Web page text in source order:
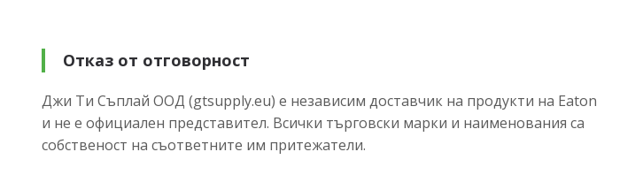
Отказ от отговорност
Джи Ти Съплай ООД (gtsupply.eu) е независим доставчик на продукти на Eaton
и не е официален представител. Всички търговски марки и наименования са
собственост на съответните им притежатели.